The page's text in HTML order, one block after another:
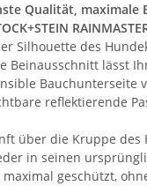
Qualität,
Silhouette des
Beinausschnitt lässt
Bauchunterseite
reflektierende
über die Kruppe
in seinen
geschützt,